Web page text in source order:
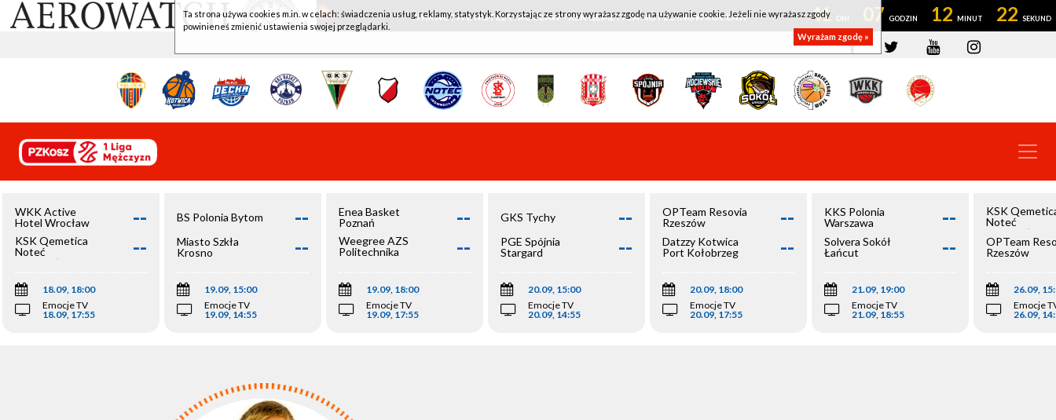
WKK ACTIVE HOTEL WROCŁAW - KSK QEMETICA NOTEĆ INOWROCŁAW 41 07 12 21
WKK Active
Hotel Wrocław
--
KSK Qemetica
Noteć
Inowrocław
--
18.09, 18:00
Emocje TV
18.09, 17:55
BS Polonia Bytom --
Miasto Szkła
Krosno
--
19.09, 15:00
Emocje TV
19.09, 14:55
Enea Basket
Poznań
--
Weegree AZS
Politechnika
--
19.09, 18:00
Emocje TV
19.09, 17:55
GKS Tychy --
PGE Spójnia
Stargard
--
20.09, 15:00
Emocje TV
20.09, 14:55
OPTeam Resovia
Rzeszów
--
Datzzy Kotwica
Port Kołobrzeg
--
20.09, 18:00
Emocje TV
20.09, 17:55
KKS Polonia
Warszawa
--
Solvera Sokół
Łańcut
--
21.09, 19:00
Emocje TV
21.09, 18:55
KSK
Noteć
Inowrocław
OPTeam
Rzeszów
26.09,
Emocje
26.09,
Ta strona używa cookies m.in. w celach: świadczenia usług, reklamy, statystyk. Korzystając ze strony wyrażasz zgodę na używanie cookie. Jeżeli nie wyrażasz zgody
powinieneś zmienić ustawienia swojej przeglądarki.
Wyrażam zgodę »